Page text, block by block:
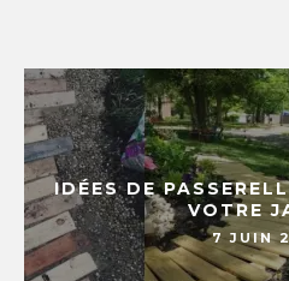
IDÉES DE
VOTRE
7 JUIN